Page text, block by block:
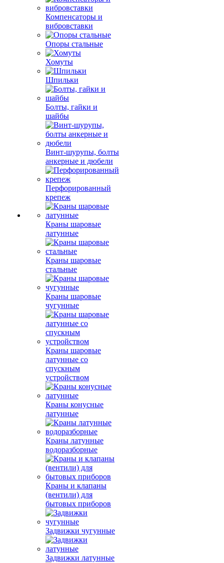
Компенсаторы и
вибровставки
Опоры стальные
Хомуты
Шпильки
Болты, гайки и
шайбы
Винт-шурупы, болты
анкерные и дюбели
Перфорированный
крепеж
Краны шаровые
латунные
Краны шаровые
стальные
Краны шаровые
чугунные
Краны шаровые
латунные со
спускным
устройством
Краны конусные
латунные
Краны латунные
водоразборные
Краны и клапаны
(вентили) для
бытовых приборов
Задвижки чугунные
Задвижки латунные